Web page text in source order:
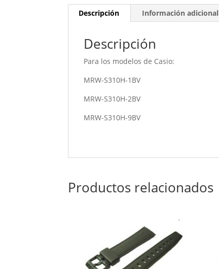
Descripción Información adicional
Descripción
Para los modelos de Casio:
MRW-S310H-1BV
MRW-S310H-2BV
MRW-S310H-9BV
Productos relacionados